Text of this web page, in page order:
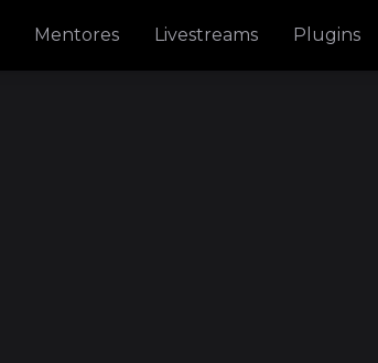
Mentores Livestreams Plugins